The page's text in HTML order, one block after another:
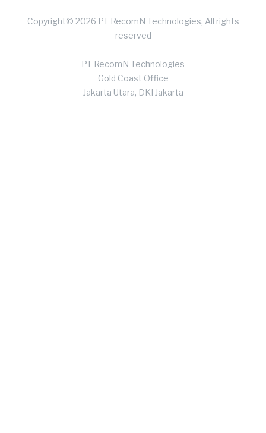
Copyright© 2026 PT RecomN Technologies, All rights
reserved
PT RecomN Technologies
Gold Coast Office
Jakarta Utara, DKI Jakarta